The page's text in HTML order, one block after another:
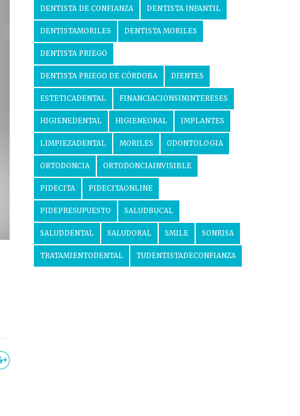
DENTISTA DE CONFIANZA DENTISTA INFANTIL
DENTISTAMORILES DENTISTA MORILES
DENTISTA PRIEGO
DENTISTA PRIEGO DE CÓRDOBA DIENTES
ESTETICADENTAL FINANCIACIONSININTERESES
HIGIENEDENTAL HIGIENEORAL IMPLANTES
LIMPIEZADENTAL MORILES ODONTOLOGIA
ORTODONCIA ORTODONCIAINVISIBLE
PIDECITA PIDECITAONLINE
PIDEPRESUPUESTO SALUDBUCAL
SALUDDENTAL SALUDORAL SMILE SONRISA
TRATAMIENTODENTAL TUDENTISTADECONFIANZA